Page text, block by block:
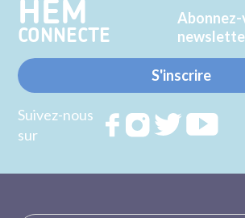
HEM
CONNECTE
S'inscrire
Suivez-nous
sur
RejoignezRejoignezRejoignez